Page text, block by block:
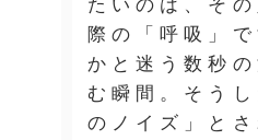
たいのは、そ
際の「呼吸」
かと迷う数秒
む瞬間。そう
のノイズ」と